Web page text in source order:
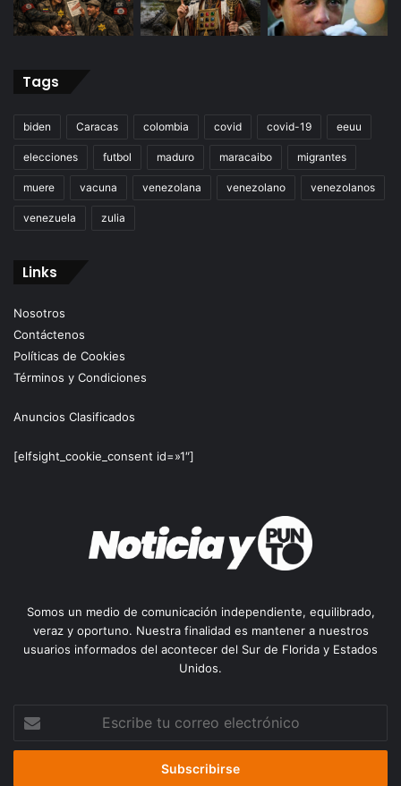
Tags
biden Caracas colombia covid covid-19 eeuu
elecciones futbol maduro maracaibo migrantes
muere vacuna venezolana venezolano venezolanos
venezuela zulia
Links
Nosotros
Contáctenos
Políticas de Cookies
Términos y Condiciones
Anuncios Clasificados
[elfsight_cookie_consent id=»1″]
Somos un medio de comunicación independiente, equilibrado,
veraz y oportuno. Nuestra finalidad es mantener a nuestros
usuarios informados del acontecer del Sur de Florida y Estados
Unidos.
correo